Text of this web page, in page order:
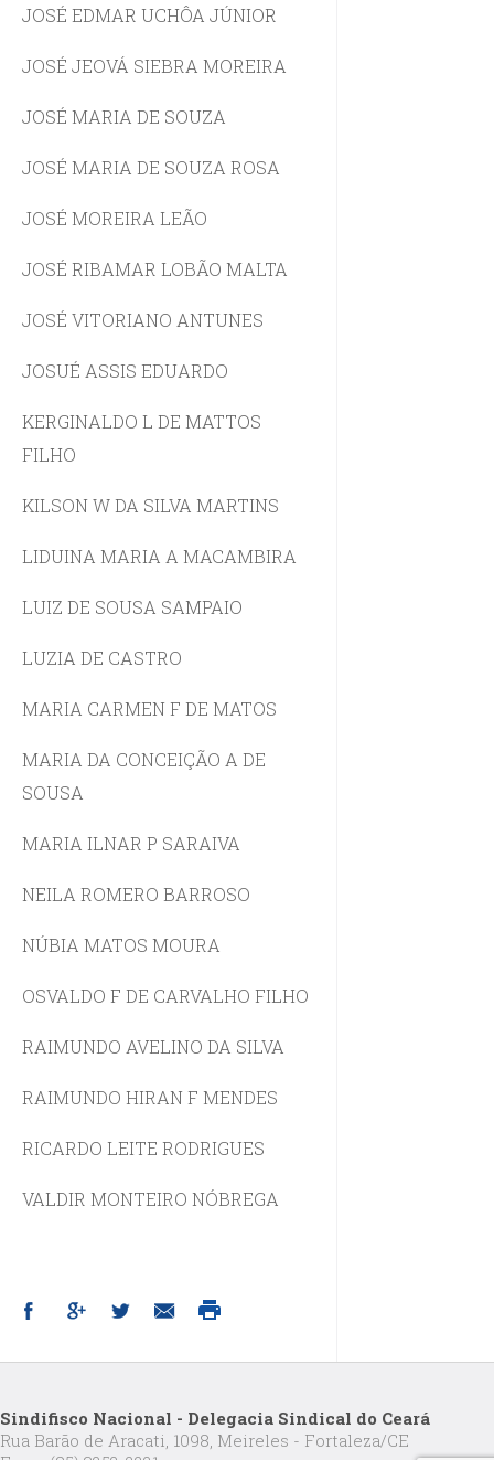
JOSÉ EDMAR UCHÔA JÚNIOR
JOSÉ JEOVÁ SIEBRA MOREIRA
JOSÉ MARIA DE SOUZA
JOSÉ MARIA DE SOUZA ROSA
JOSÉ MOREIRA LEÃO
JOSÉ RIBAMAR LOBÃO MALTA
JOSÉ VITORIANO ANTUNES
JOSUÉ ASSIS EDUARDO
KERGINALDO L DE MATTOS
FILHO
KILSON W DA SILVA MARTINS
LIDUINA MARIA A MACAMBIRA
LUIZ DE SOUSA SAMPAIO
LUZIA DE CASTRO
MARIA CARMEN F DE MATOS
MARIA DA CONCEIÇÃO A DE
SOUSA
MARIA ILNAR P SARAIVA
NEILA ROMERO BARROSO
NÚBIA MATOS MOURA
OSVALDO F DE CARVALHO FILHO
RAIMUNDO AVELINO DA SILVA
RAIMUNDO HIRAN F MENDES
RICARDO LEITE RODRIGUES
VALDIR MONTEIRO NÓBREGA
Sindifisco Nacional - Delegacia Sindical do Ceará
Rua Barão de Aracati, 1098, Meireles - Fortaleza/CE